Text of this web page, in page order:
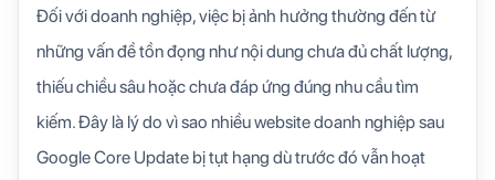
Đối với doanh nghiệp, việc bị ảnh hưởng thường đến từ
những vấn đề tồn đọng như nội dung chưa đủ chất lượng,
thiếu chiều sâu hoặc chưa đáp ứng đúng nhu cầu tìm
kiếm. Đây là lý do vì sao nhiều website doanh nghiệp sau
Google Core Update bị tụt hạng dù trước đó vẫn hoạt